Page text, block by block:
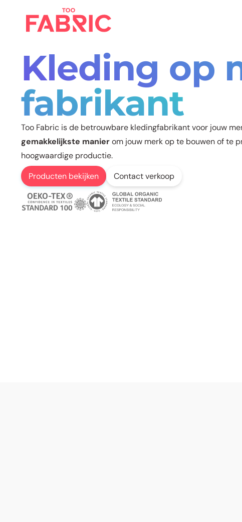
Kleding op
fabrikant
Too Fabric is de betrouwbare kledingfabrikant voor jouw
gemakkelijkste manierom jouw merk op te bouwen of te
hoogwaardige productie.
Producten bekijken
Contact verkoop